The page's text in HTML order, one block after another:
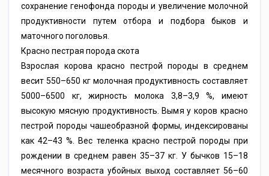
сохранение генофонда породы и увеличение молочной
продуктивности путем отбора и подбора быков и
маточного поголовья.
Красно пестрая порода скота
Взрослая корова красно пестрой породы в среднем
весит 550–650 кг молочная продуктивность составляет
5000–6500 кг, жирность молока 3,8–3,9 %, имеют
высокую мясную продуктивность. Вымя у коров красно
пестрой породы чашеобразной формы, индексированы
как 42–43 %. Вес теленка красно пестрой породы при
рождении в среднем равен 35–37 кг. У бычков 15–18
месячного возраста убойных выход составляет 56–60